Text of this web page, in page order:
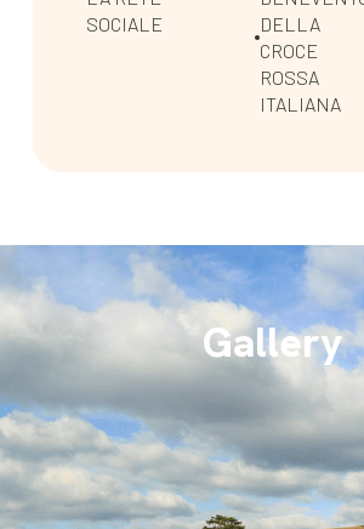
SOCIALE
DELLA
CROCE
ROSSA
ITALIANA
Gallery